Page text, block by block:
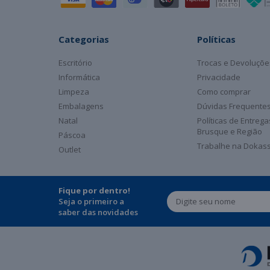
Categorias
Escritório
Informática
Limpeza
Embalagens
Natal
Páscoa
Outlet
Políticas
Trocas e
Privacidade
Como comprar
Dúvidas Frequentes
Políticas de
Brusque e Região
Trabalhe na
Fique por dentro!
Seja o primeiro a
saber das novidades